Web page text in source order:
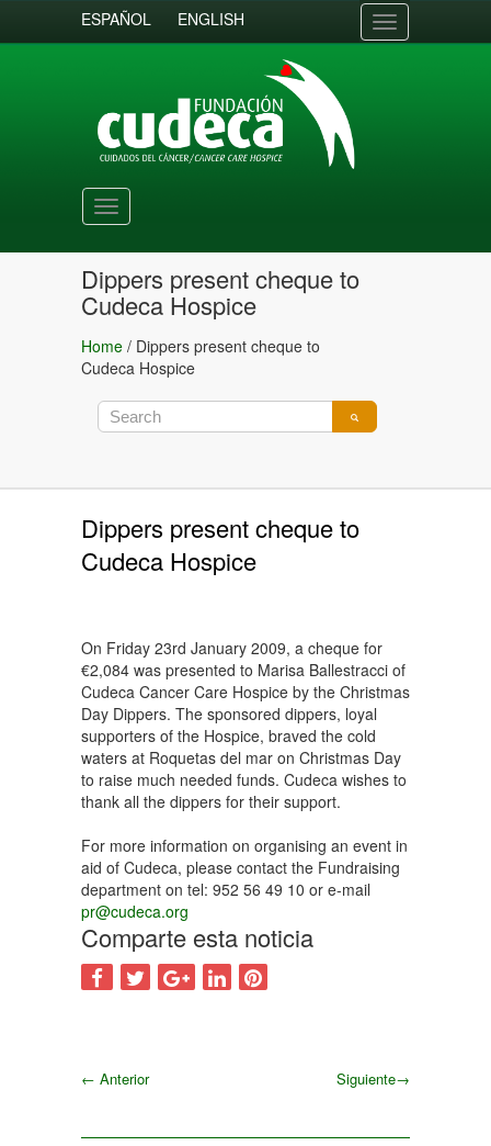
ESPAÑOL ENGLISH
Toggle
navigation
Toggle
navigation
Dippers present cheque to
Cudeca Hospice
Home / Dippers present cheque to
Cudeca Hospice
Dippers present cheque to
Cudeca Hospice
On Friday 23rd January 2009, a cheque for
€2,084 was presented to Marisa Ballestracci of
Cudeca Cancer Care Hospice by the Christmas
Day Dippers. The sponsored dippers, loyal
supporters of the Hospice, braved the cold
waters at Roquetas del mar on Christmas Day
to raise much needed funds. Cudeca wishes to
thank all the dippers for their support.
For more information on organising an event in
aid of Cudeca, please contact the Fundraising
department on tel: 952 56 49 10 or e-mail
pr@cudeca.org
Comparte esta noticia
← Anterior Siguiente→